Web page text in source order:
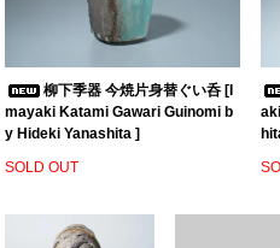
柳下季器 今焼片身替ぐい呑 [I
mayaki Katami Gawari Guinomi b
y Hideki Yanashita ]
SOLD OUT